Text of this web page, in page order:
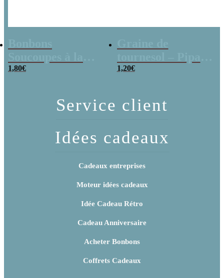
poudre (x20)
1,80€
x 3
1,20€
Service client
Idées cadeaux
Cadeaux entreprises
Moteur idées cadeaux
Idée Cadeau Rétro
Cadeau Anniversaire
Acheter Bonbons
Coffrets Cadeaux